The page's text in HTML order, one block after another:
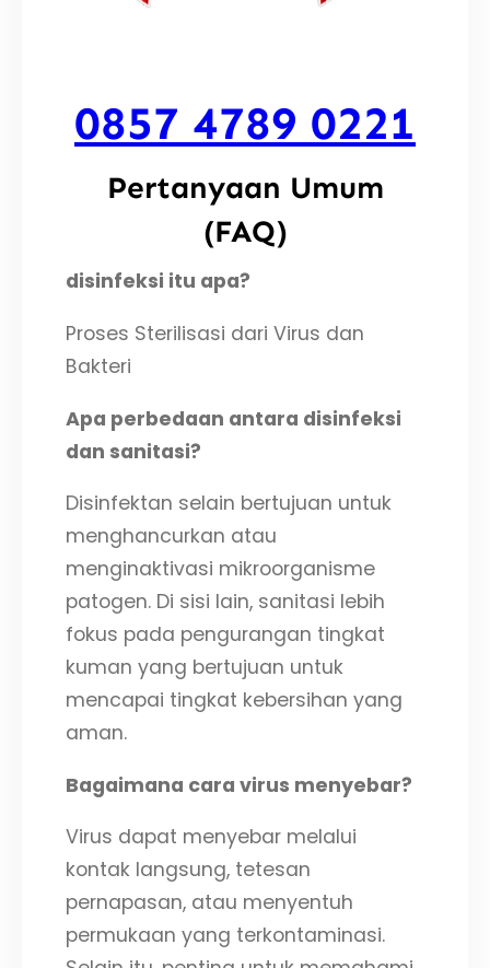
0857 4789 0221
Pertanyaan Umum
(FAQ)
disinfeksi itu apa?
Proses Sterilisasi dari Virus dan
Bakteri
Apa perbedaan antara disinfeksi
dan sanitasi?
Disinfektan selain bertujuan untuk
menghancurkan atau
menginaktivasi mikroorganisme
patogen. Di sisi lain, sanitasi lebih
fokus pada pengurangan tingkat
kuman yang bertujuan untuk
mencapai tingkat kebersihan yang
aman.
Bagaimana cara virus menyebar?
Virus dapat menyebar melalui
kontak langsung, tetesan
pernapasan, atau menyentuh
permukaan yang terkontaminasi.